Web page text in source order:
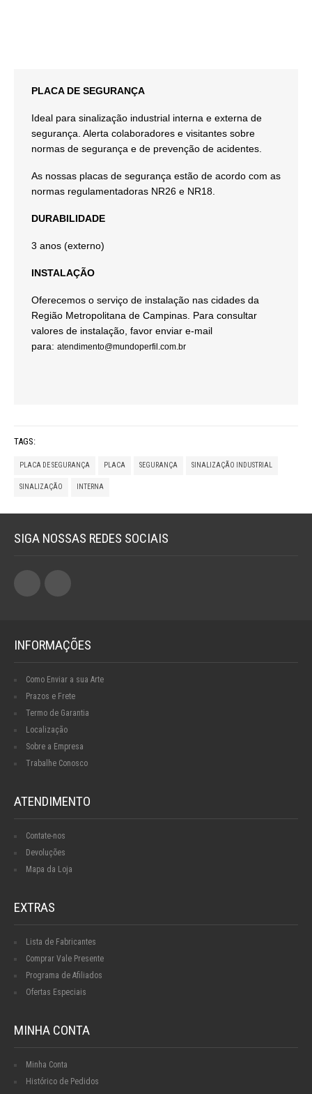
PLACA DE SEGURANÇA
Ideal para sinalização industrial interna e externa de
segurança. Alerta colaboradores e visitantes sobre
normas de segurança e de prevenção de acidentes.
As nossas placas de segurança estão de acordo com as
normas regulamentadoras NR26 e NR18.
DURABILIDADE
3 anos (externo)
INSTALAÇÃO
Oferecemos o serviço de instalação nas cidades da
Região Metropolitana de Campinas. Para consultar
valores de instalação, favor enviar e-mail
para: atendimento@mundoperfil.com.br
TAGS:
PLACA DE SEGURANÇA PLACA SEGURANÇA SINALIZAÇÃO INDUSTRIAL
SINALIZAÇÃO INTERNA
SIGA NOSSAS REDES SOCIAIS
INFORMAÇÕES
Como Enviar a sua Arte
Prazos e Frete
Termo de Garantia
Localização
Sobre a Empresa
Trabalhe Conosco
ATENDIMENTO
Contate-nos
Devoluções
Mapa da Loja
EXTRAS
Lista de Fabricantes
Comprar Vale Presente
Programa de Afiliados
Ofertas Especiais
MINHA CONTA
Minha Conta
Histórico de Pedidos